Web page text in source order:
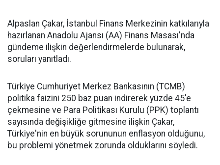
Alpaslan Çakar, İstanbul Finans Merkezinin katkılarıyla
hazırlanan Anadolu Ajansı (AA) Finans Masası'nda
gündeme ilişkin değerlendirmelerde bulunarak,
soruları yanıtladı.
Türkiye Cumhuriyet Merkez Bankasının (TCMB)
politika faizini 250 baz puan indirerek yüzde 45'e
çekmesine ve Para Politikası Kurulu (PPK) toplantı
sayısında değişikliğe gitmesine ilişkin Çakar,
Türkiye'nin en büyük sorununun enflasyon olduğunu,
bu problemi yönetmek zorunda olduklarını söyledi.